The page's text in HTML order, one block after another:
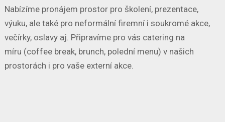
Nabízíme pronájem prostor pro školení, prezentace,
výuku, ale také pro neformální firemní i soukromé akce,
večírky, oslavy aj. Připravíme pro vás catering na
míru (coffee break, brunch, polední menu) v našich
prostorách i pro vaše externí akce.